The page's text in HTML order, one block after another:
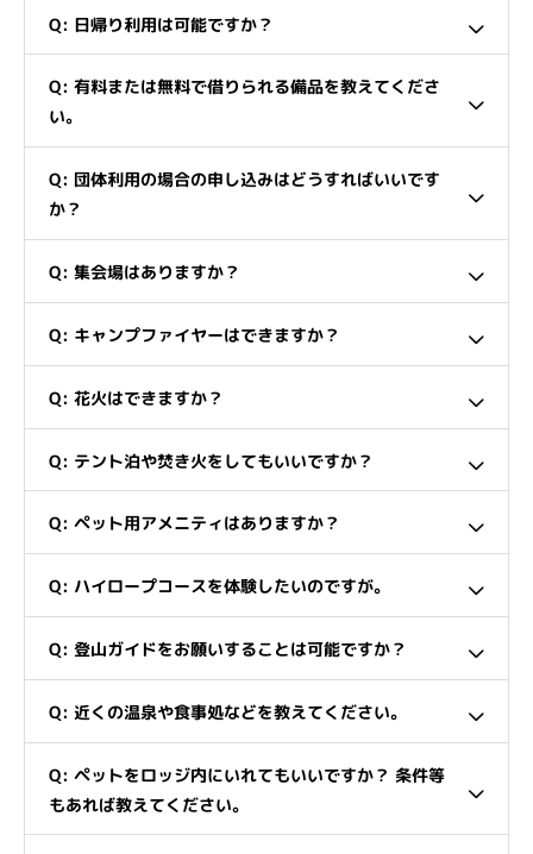
Q: 日帰り利用は可能ですか？
Q: 有料または無料で借りられる備品を教えてくださ
い。
Q: 団体利用の場合の申し込みはどうすればいいです
か？
Q: 集会場はありますか？
Q: キャンプファイヤーはできますか？
Q: 花火はできますか？
Q: テント泊や焚き火をしてもいいですか？
Q: ペット用アメニティはありますか？
Q: ハイロープコースを体験したいのですが。
Q: 登山ガイドをお願いすることは可能ですか？
Q: 近くの温泉や食事処などを教えてください。
Q: ペットをロッジ内にいれてもいいですか？ 条件等
もあれば教えてください。